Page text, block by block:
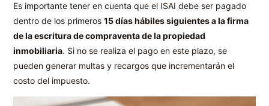
Es importante tener en cuenta que el ISAI debe ser pagado
dentro de los primeros15 días hábiles siguientes a la firma
de la escritura de compraventa de la propiedad
inmobiliaria. Si no se realiza el pago en este plazo, se
pueden generar multas y recargos que incrementarán el
costo del impuesto.